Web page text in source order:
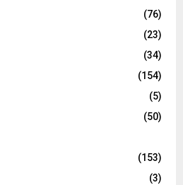
(76)
(23)
(34)
(154)
(5)
(50)
(153)
(3)